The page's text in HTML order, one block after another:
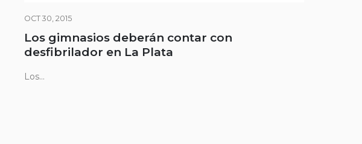
OCT 30, 2015
Los gimnasios deberán contar con
desfibrilador en La Plata
Los...